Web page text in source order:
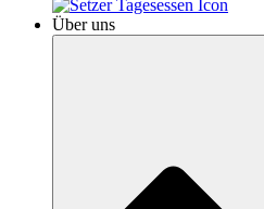
Über uns